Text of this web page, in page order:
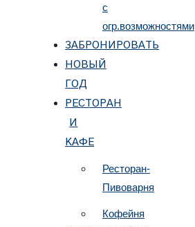
с
огр.возможностями
ЗАБРОНИРОВАТЬ
НОВЫЙ
ГОД
РЕСТОРАН
И
КАФЕ
Ресторан-
Пивоварня
Кофейня